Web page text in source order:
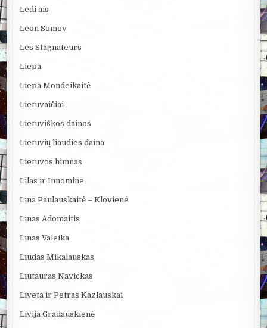
Ledi ais
Leon Somov
Les Stagnateurs
Liepa
Liepa Mondeikaitė
Lietuvaičiai
Lietuviškos dainos
Lietuvių liaudies daina
Lietuvos himnas
Lilas ir Innomine
Lina Paulauskaitė – Klovienė
Linas Adomaitis
Linas Valeika
Liudas Mikalauskas
Liutauras Navickas
Liveta ir Petras Kazlauskai
Livija Gradauskienė